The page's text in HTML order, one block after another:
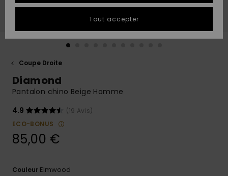
à votre
question.
Démarrer
Coupe Droite
Diamond
Pantalon chino Beige Homme
4.9
(19 Avis)
ECO-BONUS
85,00 €
Couleur Elmwood
Tout accepter